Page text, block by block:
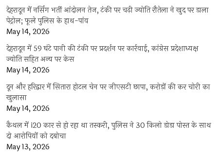
देहरादून में नर्सिंग भर्ती आंदोलन तेज, टंकी पर चढ़ी ज्योति रौतेला ने खुद पर डाला
पेट्रोल; फूले पुलिस के हाथ-पांव
May 14, 2026
देहरादून में 59 घंटे पानी की टंकी पर प्रदर्शन पर कार्रवाई, कांग्रेस प्रदेशाध्यक्ष
ज्योति सहित अन्य पर केस
May 14, 2026
दून और हरिद्वार में सितारा होटल चेन पर जीएसटी छापा, करोड़ों की कर चोरी का
खुलासा
May 14, 2026
कैथल में i20 कार से हो रहा था तस्करी, पुलिस ने 30 किलो डोडा पोस्त के साथ
दो आरोपियों को दबोचा
May 13, 2026